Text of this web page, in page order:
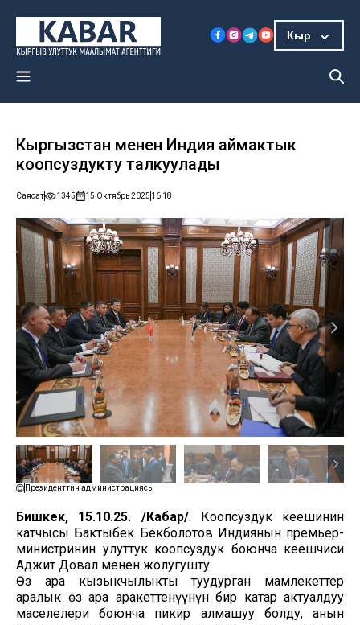
Кыр
Кыргызстан менен Индия аймактык
коопсуздукту талкуулады
Саясат 1345 15 Октябрь 2025 16:18
Президенттин администрациясы
Бишкек, 15.10.25. /Кабар/. Коопсуздук кеңешинин
катчысы Бактыбек Бекболотов Индиянын премьер-
министринин улуттук коопсуздук боюнча кеңешчиси
Аджит Довал менен жолугушту.
Өз ара кызыкчылыкты туудурган мамлекеттер
аралык өз ара аракеттенүүнүн бир катар актуалдуу
маселелери боюнча пикир алмашуу болду, анын